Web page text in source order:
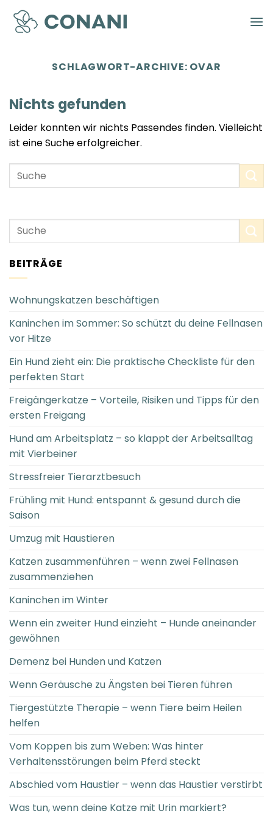
Zum
Inhalt
springen
SCHLAGWORT-ARCHIVE: OVAR
Nichts gefunden
Leider konnten wir nichts Passendes finden. Vielleicht
ist eine Suche erfolgreicher.
BEITRÄGE
Wohnungskatzen beschäftigen
Kaninchen im Sommer: So schützt du deine Fellnasen
vor Hitze
Ein Hund zieht ein: Die praktische Checkliste für den
perfekten Start
Freigängerkatze – Vorteile, Risiken und Tipps für den
ersten Freigang
Hund am Arbeitsplatz – so klappt der Arbeitsalltag
mit Vierbeiner
Stressfreier Tierarztbesuch
Frühling mit Hund: entspannt & gesund durch die
Saison
Umzug mit Haustieren
Katzen zusammenführen – wenn zwei Fellnasen
zusammenziehen
Kaninchen im Winter
Wenn ein zweiter Hund einzieht – Hunde aneinander
gewöhnen
Demenz bei Hunden und Katzen
Wenn Geräusche zu Ängsten bei Tieren führen
Tiergestützte Therapie – wenn Tiere beim Heilen
helfen
Vom Koppen bis zum Weben: Was hinter
Verhaltensstörungen beim Pferd steckt
Abschied vom Haustier – wenn das Haustier verstirbt
Was tun, wenn deine Katze mit Urin markiert?